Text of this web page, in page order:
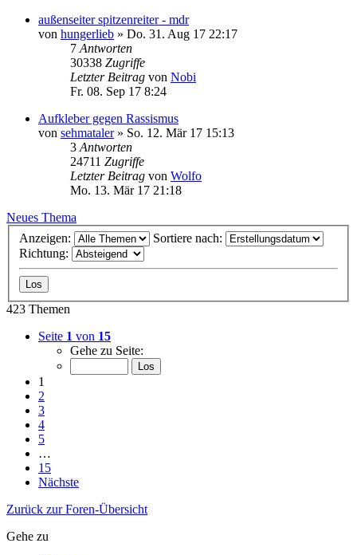
außenseiter spitzenreiter - mdr
von hungerlieb » Do. 31. Aug 17 22:17
7 Antworten
30338 Zugriffe
Letzter Beitrag von Nobi
Fr. 08. Sep 17 8:24
Aufkleber gegen Rassismus
von sehmataler» So. 12. Mär 17 15:13
3 Antworten
24711 Zugriffe
Letzter Beitrag von Wolfo
Mo. 13. Mär 17 21:18
Neues Thema
Anzeigen:
Sortiere nach:
Richtung:
423 Themen
Seite 1 von 15
Gehe zu Seite:
1
2
3
4
5
…
15
Nächste
Zurück zur Foren-Übersicht
Gehe zu